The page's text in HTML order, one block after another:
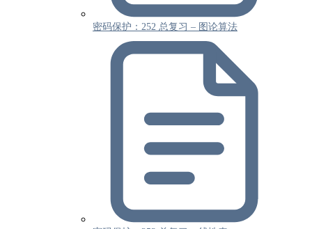
密码保护：252 总复习 – 图论算法